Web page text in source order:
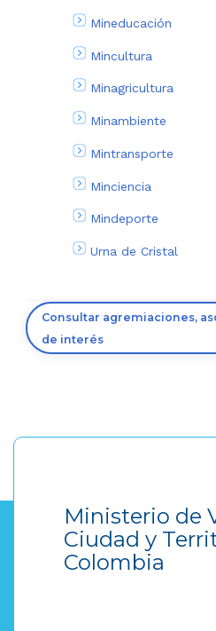
Mineducación
Mincultura
Minagricultura
Minambiente
Mintransporte
Minciencia
Mindeporte
Urna de Cristal
Consultar agremiaciones,
de interés
Ministerio de
Ciudad y
Colombia